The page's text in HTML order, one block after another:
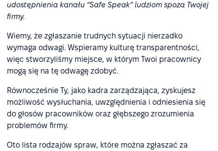
udostępnienia kanału “Safe Speak” ludziom spoza Twojej
firmy.
Wiemy, że zgłaszanie trudnych sytuacji nierzadko
wymaga odwagi. Wspieramy kulturę transparentności,
więc stworzyliśmy miejsce, w którym Twoi pracownicy
mogą się na tę odwagę zdobyć.
Równocześnie Ty, jako kadra zarządzająca, zyskujesz
możliwość wysłuchania, uwzględnienia i odniesienia się
do głosów pracowników oraz głębszego zrozumienia
problemów firmy.
Oto lista rodzajów spraw, które można zgłaszać za